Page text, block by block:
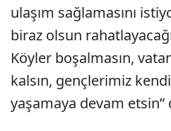
ulaşım sağlamasını
biraz olsun
Köyler boşalmasın,
kalsın, gençlerimiz
yaşamaya devam